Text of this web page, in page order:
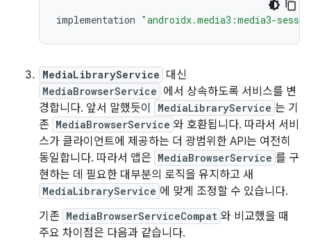
implementation "androidx.media3:media3-
MediaLibraryService 대신
MediaBrowserService 에서 상속하도록 서비스를 변
경합니다. 앞서 말했듯이
MediaLibraryService 는 기
존 MediaBrowserService 와 호환됩니다. 따라서 서비
스가 클라이언트에 제공하는 더 광범위한 API는 여전히
동일합니다. 따라서 앱은 MediaBrowserService 를 구
현하는 데 필요한 대부분의 로직을 유지하고 새
MediaLibraryService 에 맞게 조정할 수 있습니다.
기존 MediaBrowserServiceCompat 와 비교했을 때
주요 차이점은 다음과 같습니다.